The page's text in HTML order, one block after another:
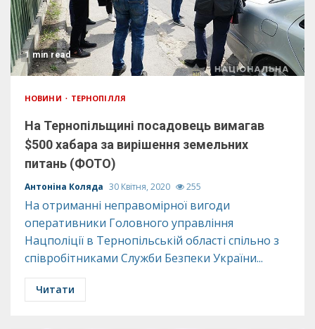
1 min read
НОВИНИ ТЕРНОПІЛЛЯ
На Тернопільщині посадовець вимагав
$500 хабара за вирішення земельних
питань (ФОТО)
Антоніна Коляда 30 Квітня, 2020 255
На отриманні неправомірної вигоди
оперативники Головного управління
Нацполіції в Тернопільській області спільно з
співробітниками Служби Безпеки України...
Читати